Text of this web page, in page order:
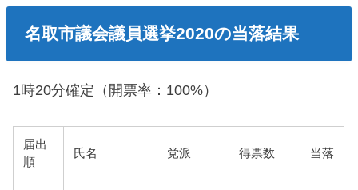
名取市議会議員選挙2020の当落結果
1時20分確定（開票率：100%）
届出
順
氏名 党派 得票数 当落